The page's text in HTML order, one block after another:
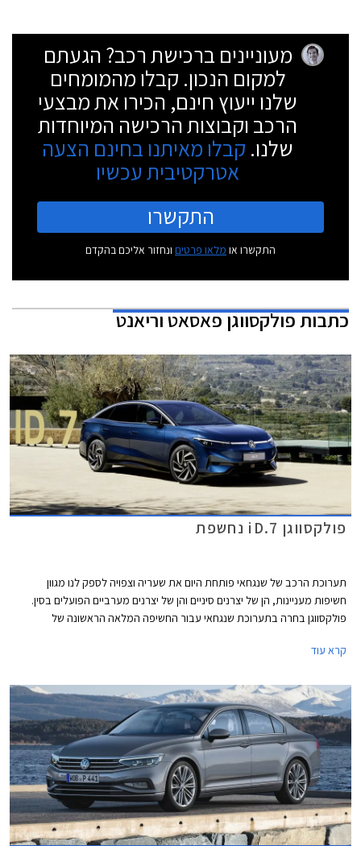
מעוניינים ברכישת רכב? הגעתם
למקום הנכון. קבלו מהמומחים
שלנו ייעוץ חינם, הכירו את מבצעי
הרכב וקבוצות הרכישה המיוחדות
שלנו. קבלו מאיתנו בחינם הצעה
אטרקטיבית עכשיו
התקשרו
התקשרו או מלאו פרטים ונחזור אליכם בהקדם
כתבותפולקסווגן פאסאט וריאנט
פולקסווגן iD.7 נחשפת
תערוכת הרכב של שנגחאי פותחת היום את שעריה וצפויה לספק לנו מגוון
חשיפות מעניינות, הן של יצרנים סיניים והן של יצרנים מערביים הפועלים בסין.
פולקסווגן בחרה בתערוכת שנגחאי עבור החשיפה המלאה הראשונה של
נהנתה שנים ארוכות מהיעדר תחרות אבל בתקופה האחרונה הצטרפו גם יונדאי
באירופה בימים אלה ומכוניות סיניות אחרות.
קרא עוד